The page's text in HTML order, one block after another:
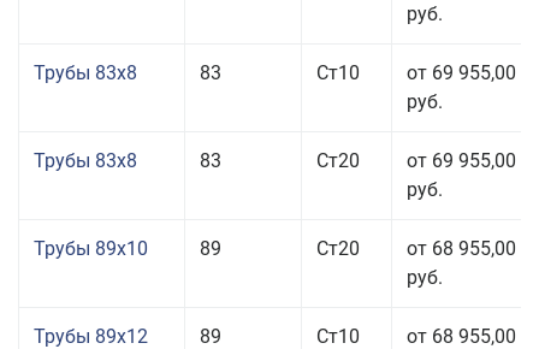
руб.
Трубы 83x8 83 Ст10
от 69 955,00
руб.
Трубы 83x8 83 Ст20
от 69 955,00
руб.
Трубы 89x10 89 Ст20
от 68 955,00
руб.
Трубы 89x12 89 Ст10
от 68 955,00